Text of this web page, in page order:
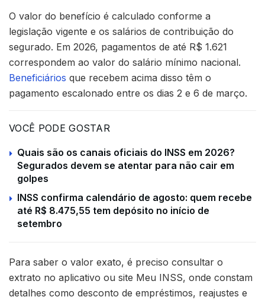
O valor do benefício é calculado conforme a
legislação vigente e os salários de contribuição do
segurado. Em 2026, pagamentos de até R$ 1.621
correspondem ao valor do salário mínimo nacional.
Beneficiários que recebem acima disso têm o
pagamento escalonado entre os dias 2 e 6 de março.
VOCÊ PODE GOSTAR
Quais são os canais oficiais do INSS em 2026?
Segurados devem se atentar para não cair em
golpes
INSS confirma calendário de agosto: quem recebe
até R$ 8.475,55 tem depósito no início de
setembro
Para saber o valor exato, é preciso consultar o
extrato no aplicativo ou site Meu INSS, onde constam
detalhes como desconto de empréstimos, reajustes e